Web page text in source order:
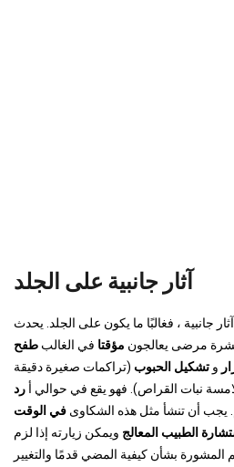
آثار جانبية على الجلد
آثار جانبية ، فغالبًا ما يكون على الجلد. يحدث
مرضى يعالجون مؤقتا في الغالب طفح
و تشكيل الحبوب (تراكمات صغيرة دقيقة
نبات القراص). فهو يقع في حوالي أ رد
أن تنشأ مثل هذه الشكاوى في الوقت
الطبيب المعالج ويمكن زيارته إذا لزم
المشورة بشأن كيفية المضي قدمًا والتغيير